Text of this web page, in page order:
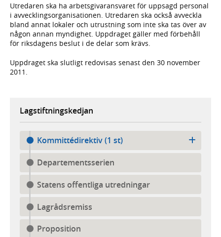
Utredaren ska ha arbetsgivaransvaret för uppsagd personal
i avvecklingsorganisationen. Utredaren ska också avveckla
bland annat lokaler och utrustning som inte ska tas över av
någon annan myndighet. Uppdraget gäller med förbehåll
för riksdagens beslut i de delar som krävs.
Uppdraget ska slutligt redovisas senast den 30 november
2011.
Lagstiftningskedjan
Kommittédirektiv (1 st)
Departementsserien
Statens offentliga utredningar
Lagrådsremiss
Proposition